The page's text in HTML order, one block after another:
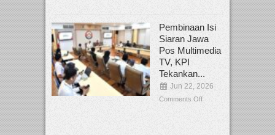
Pembinaan Isi
Siaran Jawa
Pos Multimedia
TV, KPI
Tekankan...
Jun 22, 2026
Comments Off